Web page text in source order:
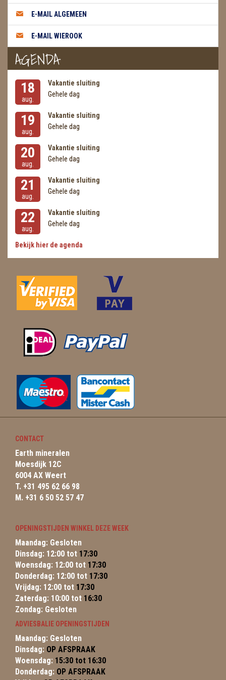
METEORIETEN
READING EN PERSOONLIJK ADVIES
RUWE STENEN
SCHEDELS / SKULLS
SELENIET
SPECIALE STUKKEN
TELEFOON KOORDEN
THEELICHTEN
VLINDERS
WIEROOK, OLIE & TOEBEHOREN
ZAKJES WATER ELIXERS
E-MAIL ALGEMEEN
E-MAIL WIEROOK
AGENDA
18
aug.
Vakantie sluiting
Gehele dag
19
aug.
Vakantie sluiting
Gehele dag
20
aug.
Vakantie sluiting
Gehele dag
21
aug.
Vakantie sluiting
Gehele dag
22
aug.
Vakantie sluiting
Gehele dag
Bekijk hier de agenda
CONTACT
Earth mineralen
Moesdijk 12C
6004 AX Weert
T. +31 495 62 66 98
M. +31 6 50 52 57 47
OPENINGSTIJDEN WINKEL DEZE WEEK
Maandag: Gesloten
Dinsdag: 12:00 tot 17:30
Woensdag: 12:00 tot 17:30
Donderdag: 12:00 tot 17:30
Vrijdag: 12:00 tot 17:30
Zaterdag: 10:00 tot 16:30
Zondag: Gesloten
ADVIESBALIE OPENINGSTIJDEN
Maandag: Gesloten
Dinsdag: OP AFSPRAAK
Woensdag: 15:30 tot 16:30
Donderdag: OP AFSPRAAK